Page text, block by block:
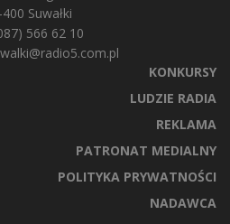
Suwałki
566 62 10
KONKURSY
LUDZIE RADIA
REKLAMA
PATRONAT MEDIALNY
POLITYKA PRYWATNOŚCI
NADAWCA